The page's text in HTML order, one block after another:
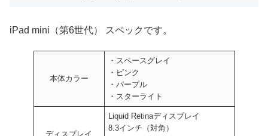
iPad mini（第6世代） スペックです。
本体カラー
・スペースグレイ
・ピンク
・パープル
・スターライト
ディスプレイ
Liquid Retinaディスプレイ
8.3インチ（対角）